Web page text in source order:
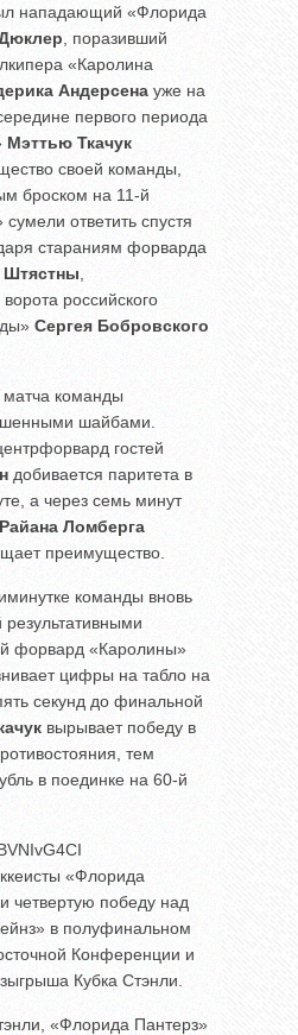
нападающий «Флорида
, поразивший
«Каролина
Андерсена уже на
первого периода
Мэттью Ткачук
своей команды,
броском на 11-й
ответить спустя
стараниям форварда
Штястны
российского
Сергея Бобровского
матча команды
шайбами.
гостей
добивается паритета в
а через семь минут
Ломберга
преимущество.
команды вновь
результативными
форвард «Каролины»
цифры на табло на
секунд до финальной
вырывает победу в
тем
в поединке на 60-й
«Флорида
четвертую победу над
в полуфинальном
Конференции и
Кубка Стэнли.
«Флорида Пантерз»